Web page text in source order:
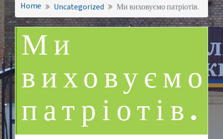
Home Uncategorized Ми виховуємо патріотів.
Ми
виховуємо
патріотів.